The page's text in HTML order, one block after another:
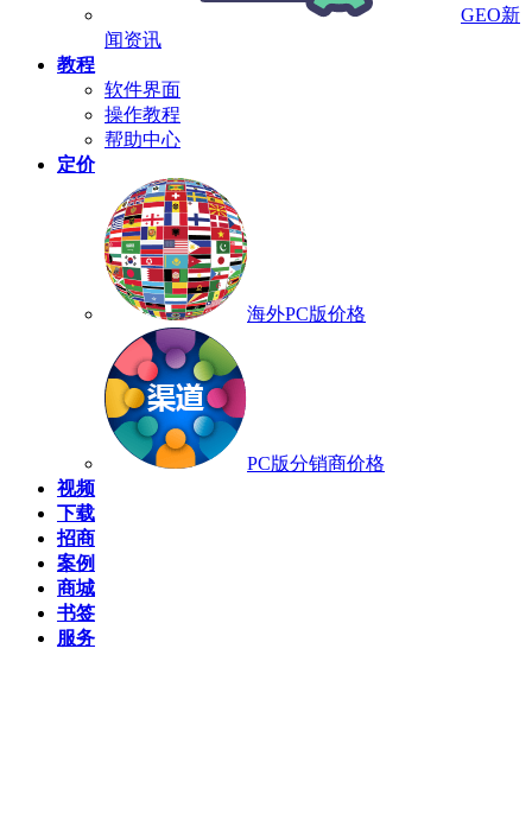
GEO新
闻资讯
教程
软件界面
操作教程
帮助中心
定价
海外PC版价格
PC版分销商价格
视频
下载
招商
案例
商城
书签
服务